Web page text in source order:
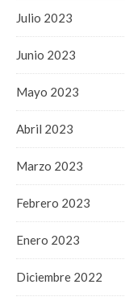
Julio 2023
Junio 2023
Mayo 2023
Abril 2023
Marzo 2023
Febrero 2023
Enero 2023
Diciembre 2022